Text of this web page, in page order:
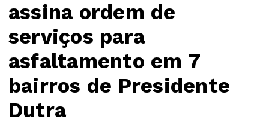
assina ordem de
serviços para
asfaltamento em 7
bairros de Presidente
Dutra